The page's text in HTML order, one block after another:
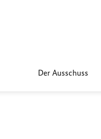
Der Ausschuss